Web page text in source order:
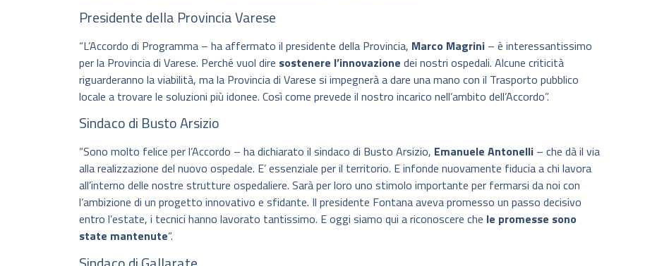
Presidente della Provincia Varese
“L’Accordo di Programma – ha affermato il presidente della Provincia, Marco Magrini – è interessantissimo
per la Provincia di Varese. Perché vuol dire sostenere l’innovazione dei nostri ospedali. Alcune criticità
riguarderanno la viabilità, ma la Provincia di Varese si impegnerà a dare una mano con il Trasporto pubblico
locale a trovare le soluzioni più idonee. Così come prevede il nostro incarico nell’ambito dell’Accordo”.
Sindaco di Busto Arsizio
“Sono molto felice per l’Accordo – ha dichiarato il sindaco di Busto Arsizio, Emanuele Antonelli – che dà il via
alla realizzazione del nuovo ospedale. E’ essenziale per il territorio. E infonde nuovamente fiducia a chi lavora
all’interno delle nostre strutture ospedaliere. Sarà per loro uno stimolo importante per fermarsi da noi con
l’ambizione di un progetto innovativo e sfidante. Il presidente Fontana aveva promesso un passo decisivo
entro l’estate, i tecnici hanno lavorato tantissimo. E oggi siamo qui a riconoscere che le promesse sono
state mantenute“.